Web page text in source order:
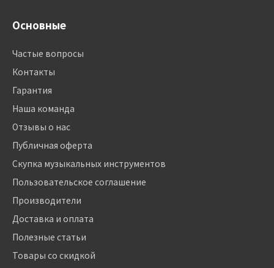
Основные
Частые вопросы
Контакты
Гарантия
Наша команда
Отзывы о нас
Публичная оферта
Скупка музыкальных инструментов
Пользовательское соглашение
Производители
Доставка и оплата
Полезные статьи
Товары со скидкой